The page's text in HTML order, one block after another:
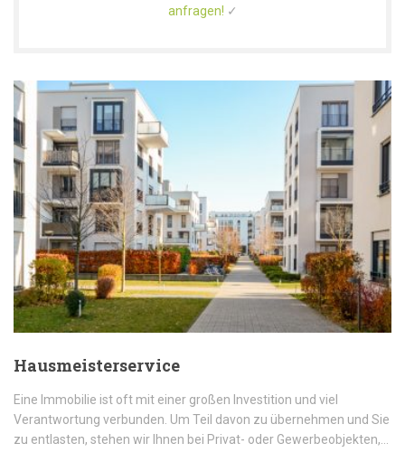
anfragen! ✓
Hausmeisterservice
Eine Immobilie ist oft mit einer großen Investition und viel
Verantwortung verbunden. Um Teil davon zu übernehmen und Sie
zu entlasten, stehen wir Ihnen bei Privat- oder Gewerbeobjekten,…